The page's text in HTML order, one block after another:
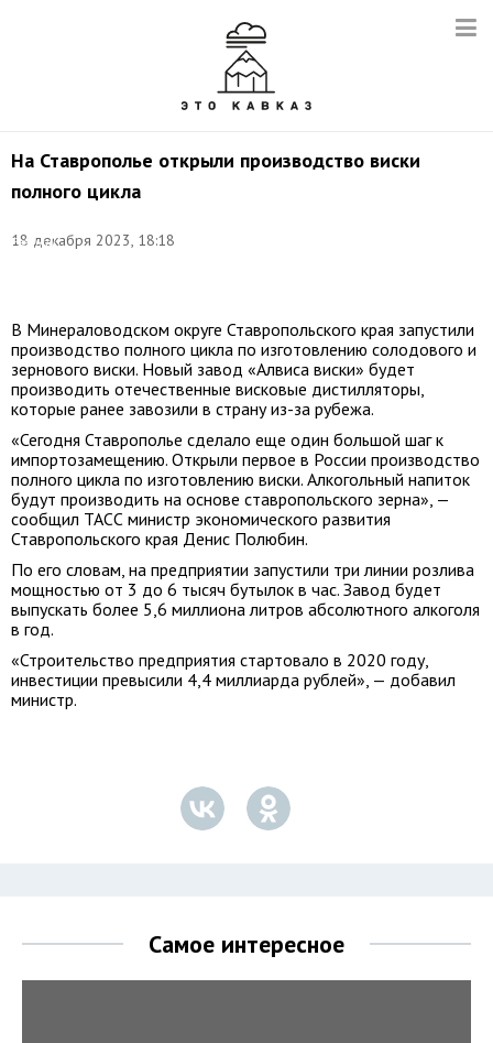
На Ставрополье открыли производство виски
полного цикла
18 декабря 2023, 18:18
Евгений
В Минераловодском округе Ставропольского края запустили
производство полного цикла по изготовлению солодового и
зернового виски. Новый завод «Алвиса виски» будет
производить отечественные висковые дистилляторы,
которые ранее завозили в страну из-за рубежа.
«Сегодня Ставрополье сделало еще один большой шаг к
импортозамещению. Открыли первое в России производство
полного цикла по изготовлению виски. Алкогольный напиток
будут производить на основе ставропольского зерна», —
сообщил ТАСС министр экономического развития
Ставропольского края Денис Полюбин.
По его словам, на предприятии запустили три линии розлива
мощностью от 3 до 6 тысяч бутылок в час. Завод будет
выпускать более 5,6 миллиона литров абсолютного алкоголя
в год.
«Строительство предприятия стартовало в 2020 году,
инвестиции превысили 4,4 миллиарда рублей», — добавил
министр.
Самое интересное